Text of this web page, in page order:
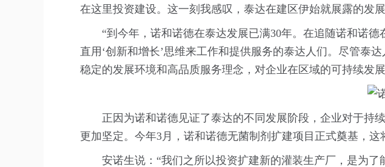
在这里投资建设。这一刻我感叹，泰达在建区伊始就展露的发
“到今年，诺和诺德在泰达发展已满30年。在追随诺和诺
直用‘创新和增长’思维来工作和提供服务的泰达人们。尽管泰
稳定的发展环境和高品质服务理念，对企业在区域的可持续发
正因为诺和诺德见证了泰达的不同发展阶段，企业对于持
更加坚定。今年3月，诺和诺德无菌制剂扩建项目正式奠基，
安诺生说：“我们之所以投资扩建新的灌装生产厂，是为